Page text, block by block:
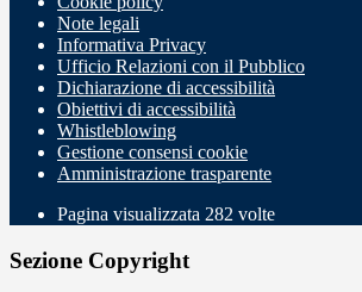
Note legali
Informativa Privacy
Ufficio Relazioni con il Pubblico
Dichiarazione di accessibilità
Obiettivi di accessibilità
Whistleblowing
Gestione consensi cookie
Amministrazione trasparente
Pagina visualizzata 282 volte
Sezione Copyright